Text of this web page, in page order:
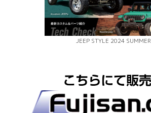
JEEP STYLE 2024 SUMMER